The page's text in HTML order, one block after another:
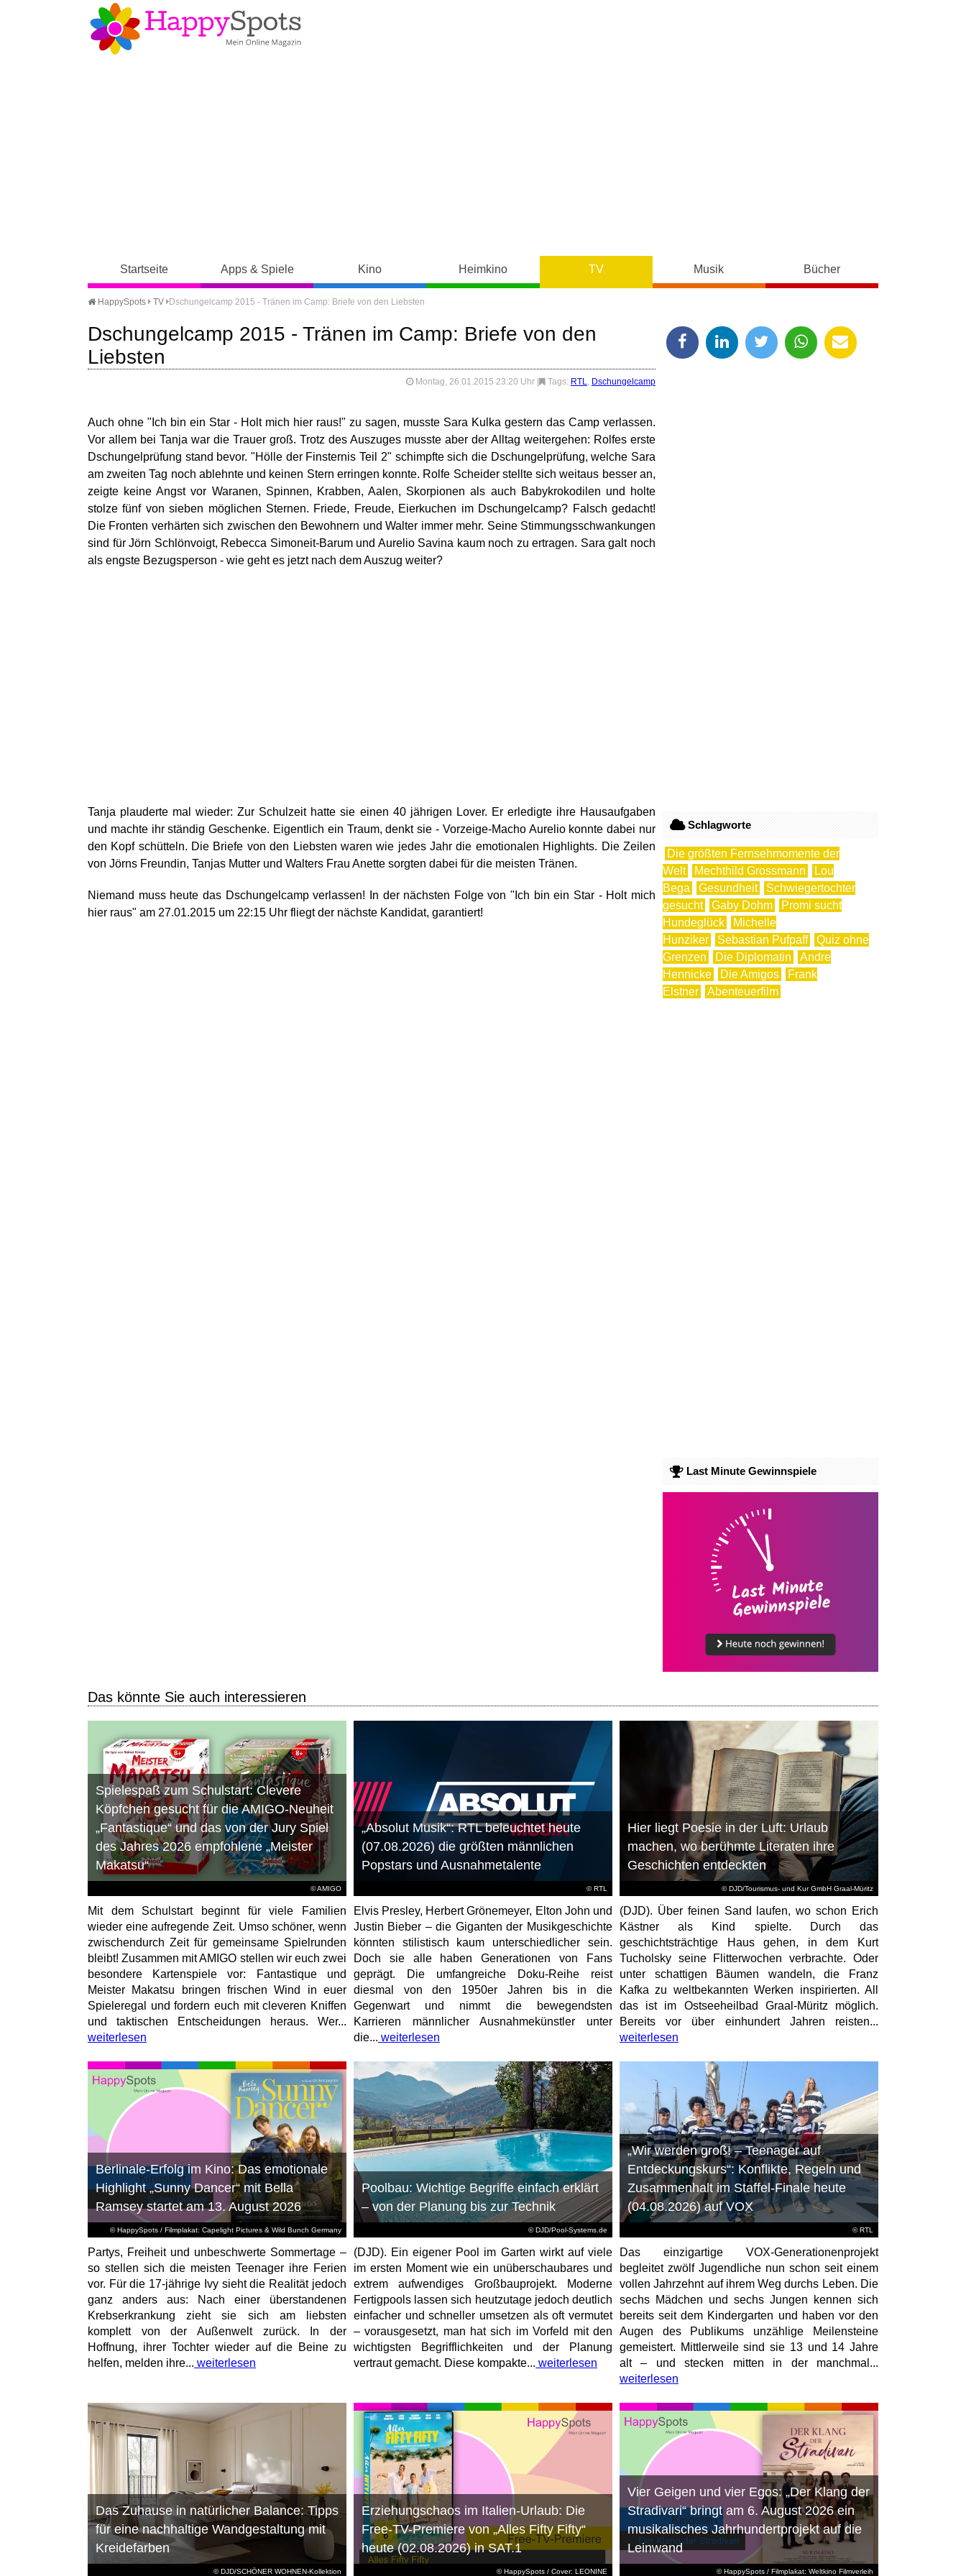
Startseite Apps & Spiele Kino Heimkino TV Musik Bücher
HappySpots TV Dschungelcamp 2015 - Tränen im Camp: Briefe von den Liebsten
Dschungelcamp 2015 - Tränen im Camp: Briefe von den
Liebsten
Montag, 26.01.2015 23:20 Uhr Tags: RTL, Dschungelcamp
Auch ohne "Ich bin ein Star - Holt mich hier raus!" zu sagen, musste Sara Kulka gestern das Camp verlassen.
Vor allem bei Tanja war die Trauer groß. Trotz des Auszuges musste aber der Alltag weitergehen: Rolfes erste
Dschungelprüfung stand bevor. "Hölle der Finsternis Teil 2" schimpfte sich die Dschungelprüfung, welche Sara
am zweiten Tag noch ablehnte und keinen Stern erringen konnte. Rolfe Scheider stellte sich weitaus besser an,
zeigte keine Angst vor Waranen, Spinnen, Krabben, Aalen, Skorpionen als auch Babykrokodilen und holte
stolze fünf von sieben möglichen Sternen. Friede, Freude, Eierkuchen im Dschungelcamp? Falsch gedacht!
Die Fronten verhärten sich zwischen den Bewohnern und Walter immer mehr. Seine Stimmungsschwankungen
sind für Jörn Schlönvoigt, Rebecca Simoneit-Barum und Aurelio Savina kaum noch zu ertragen. Sara galt noch
als engste Bezugsperson - wie geht es jetzt nach dem Auszug weiter?
Tanja plauderte mal wieder: Zur Schulzeit hatte sie einen 40 jährigen Lover. Er erledigte ihre Hausaufgaben
und machte ihr ständig Geschenke. Eigentlich ein Traum, denkt sie - Vorzeige-Macho Aurelio konnte dabei nur
den Kopf schütteln. Die Briefe von den Liebsten waren wie jedes Jahr die emotionalen Highlights. Die Zeilen
von Jörns Freundin, Tanjas Mutter und Walters Frau Anette sorgten dabei für die meisten Tränen.
Niemand muss heute das Dschungelcamp verlassen! In der nächsten Folge von "Ich bin ein Star - Holt mich
hier raus" am 27.01.2015 um 22:15 Uhr fliegt der nächste Kandidat, garantiert!
Schlagworte
Die größten Fernsehmomente der
Welt
Mechthild Grossmann
Lou
Bega
Gesundheit
Schwiegertochter
gesucht
Gaby Dohm
Promi sucht
Hundeglück
Michelle
Hunziker
Sebastian Pufpaff
Quiz ohne
Grenzen
Die Diplomatin
Andre
Hennicke
Die Amigos
Frank
Elstner
Abenteuerfilm
Last Minute Gewinnspiele
Das könnte Sie auch interessieren
© AMIGO
Spielespaß zum Schulstart: Clevere
Köpfchen gesucht für die AMIGO-Neuheit
„Fantastique“ und das von der Jury Spiel
des Jahres 2026 empfohlene „Meister
Makatsu“
Mit dem Schulstart beginnt für viele Familien
wieder eine aufregende Zeit. Umso schöner, wenn
zwischendurch Zeit für gemeinsame Spielrunden
bleibt! Zusammen mit AMIGO stellen wir euch zwei
besondere Kartenspiele vor: Fantastique und
Meister Makatsu bringen frischen Wind in euer
Spieleregal und fordern euch mit cleveren Kniffen
und taktischen Entscheidungen heraus. Wer...
weiterlesen
© RTL
„Absolut Musik“: RTL beleuchtet heute
(07.08.2026) die größten männlichen
Popstars und Ausnahmetalente
Elvis Presley, Herbert Grönemeyer, Elton John und
Justin Bieber – die Giganten der Musikgeschichte
könnten stilistisch kaum unterschiedlicher sein.
Doch sie alle haben Generationen von Fans
geprägt. Die umfangreiche Doku-Reihe reist
diesmal von den 1950er Jahren bis in die
Gegenwart und nimmt die bewegendsten
Karrieren männlicher Ausnahmekünstler unter
die... weiterlesen
© DJD/Tourismus- und Kur GmbH Graal-Müritz
Hier liegt Poesie in der Luft: Urlaub
machen, wo berühmte Literaten ihre
Geschichten entdeckten
(DJD). Über feinen Sand laufen, wo schon Erich
Kästner als Kind spielte. Durch das
geschichtsträchtige Haus gehen, in dem Kurt
Tucholsky seine Flitterwochen verbrachte. Oder
unter schattigen Bäumen wandeln, die Franz
Kafka zu weltbekannten Werken inspirierten. All
das ist im Ostseeheilbad Graal-Müritz möglich.
Bereits vor über einhundert Jahren reisten...
weiterlesen
© HappySpots / Filmplakat: Capelight Pictures & Wild Bunch Germany
Berlinale-Erfolg im Kino: Das emotionale
Highlight „Sunny Dancer“ mit Bella
Ramsey startet am 13. August 2026
Partys, Freiheit und unbeschwerte Sommertage –
so stellen sich die meisten Teenager ihre Ferien
vor. Für die 17-jährige Ivy sieht die Realität jedoch
ganz anders aus: Nach einer überstandenen
Krebserkrankung zieht sie sich am liebsten
komplett von der Außenwelt zurück. In der
Hoffnung, ihrer Tochter wieder auf die Beine zu
helfen, melden ihre... weiterlesen
© DJD/Pool-Systems.de
Poolbau: Wichtige Begriffe einfach erklärt
– von der Planung bis zur Technik
(DJD). Ein eigener Pool im Garten wirkt auf viele
im ersten Moment wie ein unüberschaubares und
extrem aufwendiges Großbauprojekt. Moderne
Fertigpools lassen sich heutzutage jedoch deutlich
einfacher und schneller umsetzen als oft vermutet
– vorausgesetzt, man hat sich im Vorfeld mit den
wichtigsten Begrifflichkeiten und der Planung
vertraut gemacht. Diese kompakte... weiterlesen
© RTL
„Wir werden groß! – Teenager auf
Entdeckungskurs“: Konflikte, Regeln und
Zusammenhalt im Staffel-Finale heute
(04.08.2026) auf VOX
Das einzigartige VOX-Generationenprojekt
begleitet zwölf Jugendliche nun schon seit einem
vollen Jahrzehnt auf ihrem Weg durchs Leben. Die
sechs Mädchen und sechs Jungen kennen sich
bereits seit dem Kindergarten und haben vor den
Augen des Publikums unzählige Meilensteine
gemeistert. Mittlerweile sind sie 13 und 14 Jahre
alt – und stecken mitten in der manchmal...
weiterlesen
© DJD/SCHÖNER WOHNEN-Kollektion
Das Zuhause in natürlicher Balance: Tipps
für eine nachhaltige Wandgestaltung mit
Kreidefarben
© HappySpots / Cover: LEONINE
Erziehungschaos im Italien-Urlaub: Die
Free-TV-Premiere von „Alles Fifty Fifty“
heute (02.08.2026) in SAT.1
© HappySpots / Filmplakat: Weltkino Filmverleih
Vier Geigen und vier Egos: „Der Klang der
Stradivari“ bringt am 6. August 2026 ein
musikalisches Jahrhundertprojekt auf die
Leinwand